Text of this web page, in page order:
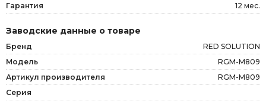
Гарантия 12 мес.
Заводские данные о товаре
Бренд
RED SOLUTION
Модель
RGM-M809
Артикул производителя
RGM-M809
Серия